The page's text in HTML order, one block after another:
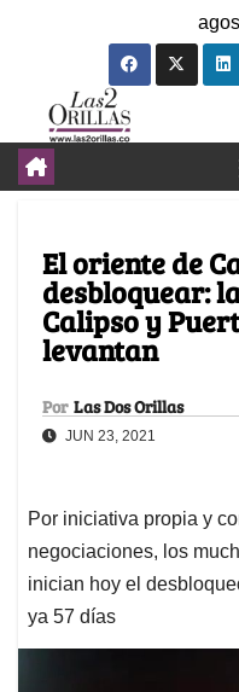
El oriente de
desbloquear:
Calipso y
levantan
Por Las Dos Orillas
JUN 23, 2021
Por iniciativa propia y
negociaciones, los
inician hoy el
ya 57 días